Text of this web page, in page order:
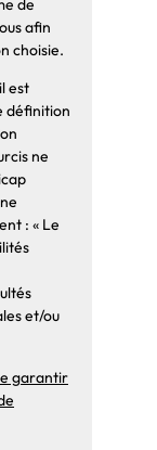
au
-
: bien
de
afin
choisie.
est
définition
ne
: « Le
et/ou
garantir